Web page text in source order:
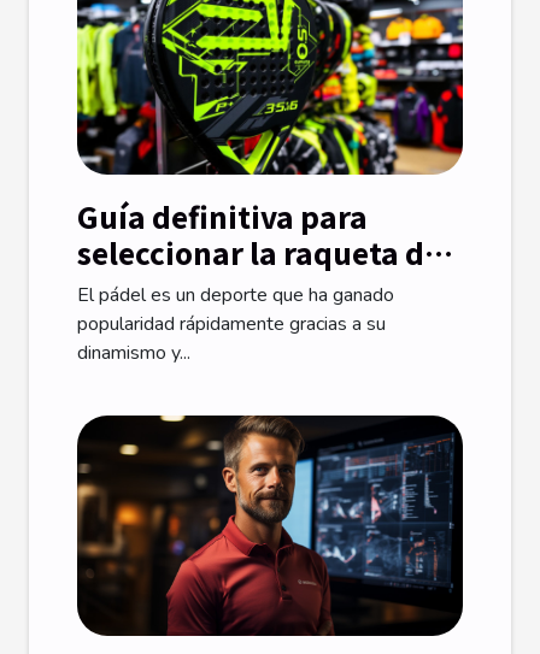
Guía definitiva para
seleccionar la raqueta de
pádel ideal
El pádel es un deporte que ha ganado
popularidad rápidamente gracias a su
dinamismo y...